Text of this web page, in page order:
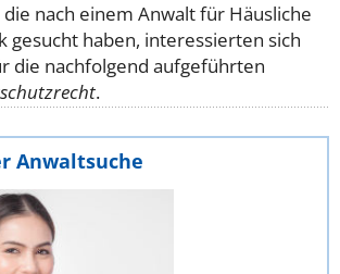
nach einem Anwalt für Häusliche
gesucht haben, interessierten sich
die nachfolgend aufgeführten
.
Anwaltsuche